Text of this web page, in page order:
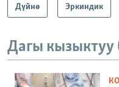
Дүйнө Эркиндик
Дагы кызыктуу